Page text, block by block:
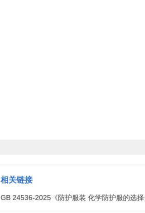
相关链接
GB 24536-2025《防护服装 化学防护服的选